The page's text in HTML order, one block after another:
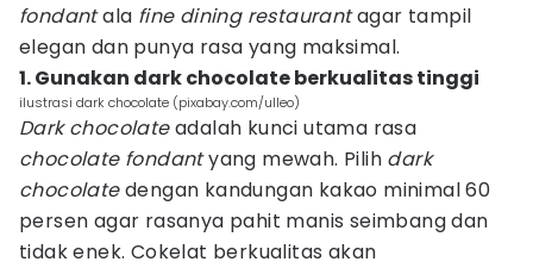
fondantala fine dining restaurantagar tampil
elegan dan punya rasa yang maksimal.
1. Gunakan dark chocolate berkualitas tinggi
ilustrasi dark chocolate (pixabay.com/ulleo)
Dark chocolateadalah kunci utama rasa
chocolate fondantyang mewah. Pilih dark
chocolatedengan kandungan kakao minimal 60
persen agar rasanya pahit manis seimbang dan
tidak enek. Cokelat berkualitas akan